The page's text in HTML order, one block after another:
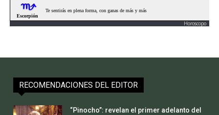
Horoscopo
RECOMENDACIONES DEL EDITOR
“Pinocho”: revelan el primer adelanto del